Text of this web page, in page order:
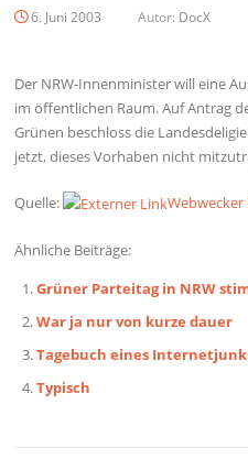
6. Juni 2003 Autor: DocX
Der NRW-Innenminister will eine
im öffentlichen Raum. Auf Antrag
Grünen beschloss die
jetzt, dieses Vorhaben nicht
Quelle: Webwecker
Ähnliche Beiträge:
Grüner Parteitag in NRW
War ja nur von kurze dauer
Tagebuch eines
Typisch